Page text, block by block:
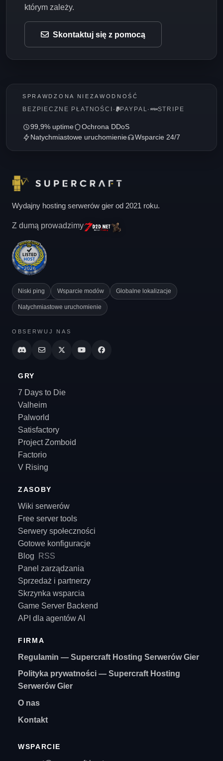
którym zależy.
Skontaktuj się z pomocą
SPRAWDZONA NIEZAWODNOŚĆ
BEZPIECZNE PŁATNOŚCI · PAYPAL · STRIPE
99,9% uptime
Ochrona DDoS
Natychmiastowe uruchomienie
Wsparcie 24/7
Wydajny hosting serwerów gier od 2021 roku.
Z dumą prowadzimy
Niski ping Wsparcie modów Globalne lokalizacje
Natychmiastowe uruchomienie
OBSERWUJ NAS
GRY
7 Days to Die
Valheim
Palworld
Satisfactory
Project Zomboid
Factorio
V Rising
ZASOBY
Wiki serwerów
Free server tools
Serwery społeczności
Gotowe konfiguracje
Blog
RSS
Panel zarządzania
Sprzedaż i partnerzy
Skrzynka wsparcia
Game Server Backend
API dla agentów AI
FIRMA
Regulamin — Supercraft Hosting Serwerów Gier
Polityka prywatności — Supercraft Hosting
Serwerów Gier
O nas
Kontakt
WSPARCIE